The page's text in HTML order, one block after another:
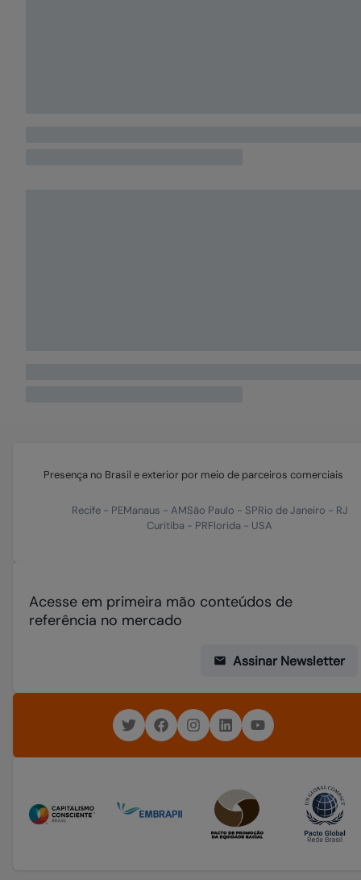
Presença no Brasil e exterior por meio de parceiros comerciais
Recife- PEManaus - AMSão Paulo - SPRio de Janeiro - RJ
Curitiba - PRFlorida - USA
Acesse em primeira mão conteúdos de
referência no mercado
Assinar Newsletter